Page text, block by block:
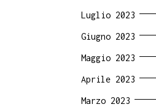
Luglio 2023
Giugno 2023
Maggio 2023
Aprile 2023
Marzo 2023